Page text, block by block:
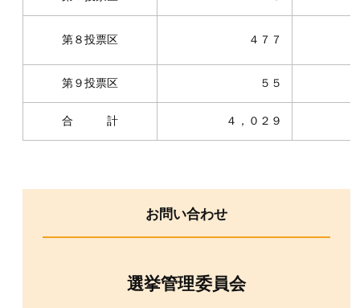
第８投票区 ４７７
第９投票区 ５５
合 計 ４，０２９
お問い合わせ
選挙管理委員会